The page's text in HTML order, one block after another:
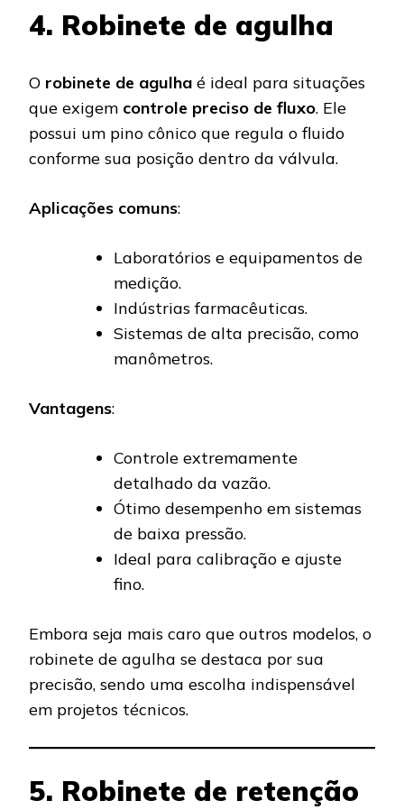
4. Robinete de agulha
O robinete de agulha é ideal para situações
que exigem controle preciso de fluxo. Ele
possui um pino cônico que regula o fluido
conforme sua posição dentro da válvula.
Aplicações comuns:
Laboratórios e equipamentos de
medição.
Indústrias farmacêuticas.
Sistemas de alta precisão, como
manômetros.
Vantagens:
Controle extremamente
detalhado da vazão.
Ótimo desempenho em sistemas
de baixa pressão.
Ideal para calibração e ajuste
fino.
Embora seja mais caro que outros modelos, o
robinete de agulha se destaca por sua
precisão, sendo uma escolha indispensável
em projetos técnicos.
5. Robinete de retenção